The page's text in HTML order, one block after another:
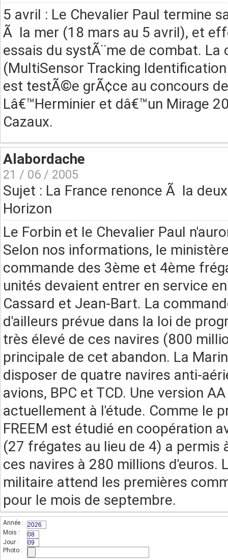
5 avril : Le Chevalier Paul termine
Ã la mer (18 mars au 5 avril), et
essais du systÃ¨me de combat. La
(MultiSensor Tracking
est testÃ©e grÃ¢ce au concours
Lâ€™Herminier et dâ€™un Mirage
Cazaux.
Alabordache
21 / 06 / 2005
Sujet : La France renonce Ã la
Horizon
Le Forbin et le Chevalier Paul
Selon nos informations, le
commande des 3ème et 4ème
unités devaient entrer en service
Cassard et Jean-Bart. La
d'ailleurs prévue dans la loi de
très élevé de ces navires (800
principale de cet abandon. La
disposer de quatre navires anti-
avions, BPC et TCD. Une version
actuellement à l'étude. Comme le
FREEM est étudié en coopération
(27 frégates au lieu de 4) a permis
ces navires à 280 millions d'euros.
militaire attend les premières
pour le mois de septembre.
Année :
Mois :
Jour :
Photo :